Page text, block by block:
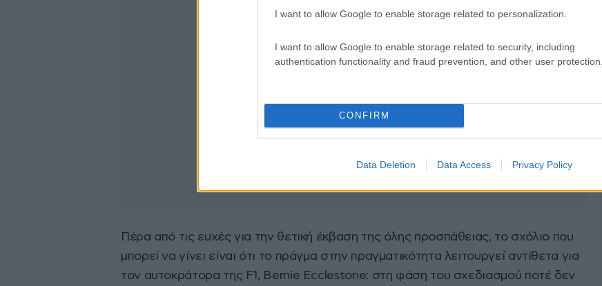
I want to allow Google to enable storage related to personalization.
I want to allow Google to enable storage related to security, including
authentication functionality and fraud prevention, and other user protection.
CONFIRM
Data Deletion Data Access Privacy Policy
Πέρα από τις ευχές για την θετική έκβαση της όλης προσπάθειας, το σχόλιο που
μπορεί να γίνει είναι ότι το πράγμα στην πραγματικότητα λειτουργεί αντίθετα για
τον αυτοκράτορα της F1, Bernie Ecclestone: στη φάση του σχεδιασμού ποτέ δεν